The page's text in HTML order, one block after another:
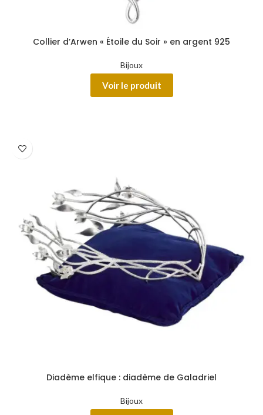
Collier d’Arwen « Étoile du Soir » en argent 925
Bijoux
Voir le produit
Diadème elfique : diadème de Galadriel
Bijoux